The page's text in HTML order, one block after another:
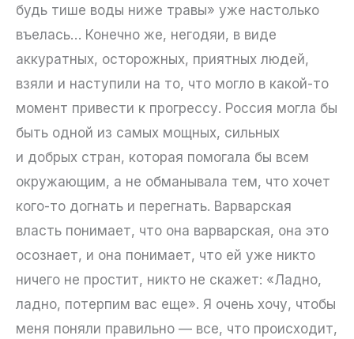
будь тише воды ниже травы» уже настолько
въелась… Конечно же, негодяи, в виде
аккуратных, осторожных, приятных людей,
взяли и наступили на то, что могло в какой-то
момент привести к прогрессу. Россия могла бы
быть одной из самых мощных, сильных
и добрых стран, которая помогала бы всем
окружающим, а не обманывала тем, что хочет
кого-то догнать и перегнать. Варварская
власть понимает, что она варварская, она это
осознает, и она понимает, что ей уже никто
ничего не простит, никто не скажет: «Ладно,
ладно, потерпим вас еще». Я очень хочу, чтобы
меня поняли правильно — все, что происходит,